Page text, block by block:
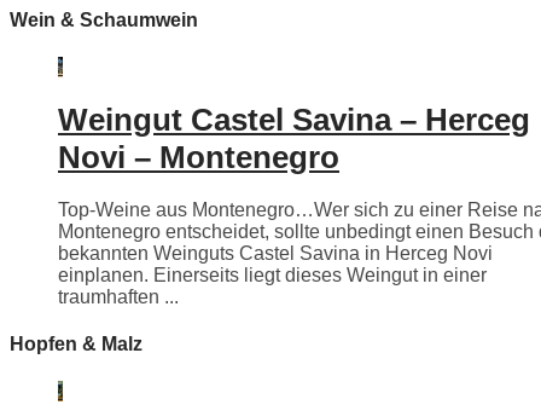
Wein & Schaumwein
Weingut Castel Savina – Herceg
Novi – Montenegro
Top-Weine aus Montenegro…Wer sich zu einer Reise
Montenegro entscheidet, sollte unbedingt einen Besuch
bekannten Weinguts Castel Savina in Herceg Novi
einplanen. Einerseits liegt dieses Weingut in einer
traumhaften ...
Hopfen & Malz